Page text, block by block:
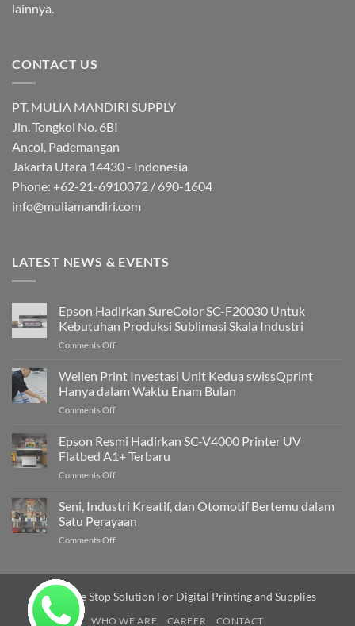
lainnya.
CONTACT US
PT. MULIA MANDIRI SUPPLY
Jln. Tongkol No. 6BI
Ancol, Pademangan
Jakarta Utara 14430 - Indonesia
Phone: +62-21-6910072 / 690-1604
info@muliamandiri.com
LATEST NEWS & EVENTS
Epson Hadirkan SureColor SC-F20030 Untuk
Kebutuhan Produksi Sublimasi Skala Industri
Comments Offon
Hadirkan
SureColor
SC-
F20030
Kebutuhan
Produksi
Wellen Print Investasi Unit Kedua swissQprint
Hanya dalam Waktu Enam Bulan
Comments Offon
Print
Investasi
Unit
Kedua
Hanya
Epson Resmi Hadirkan SC-V4000 Printer UV
Flatbed A1+ Terbaru
Comments Offon
Resmi
Hadirkan
SC-
V4000
A1+
Seni, Industri Kreatif, dan Otomotif Bertemu dalam
Satu Perayaan
Comments Offon
dan
Bertemu
Your One Stop Solution For Digital Printing and Supplies
WHO WE ARE CAREER CONTACT